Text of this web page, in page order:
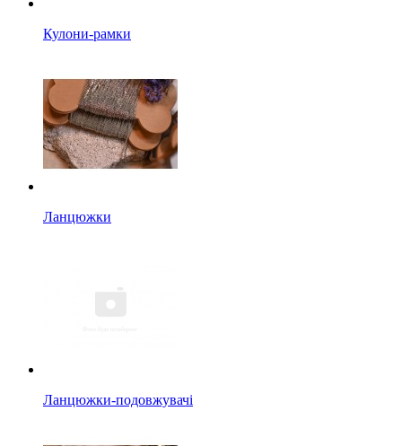
Кулони-рамки
Ланцюжки
Ланцюжки-подовжувачі